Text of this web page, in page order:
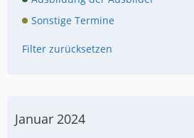
Sonstige Termine
Filter zurücksetzen
Januar 2024